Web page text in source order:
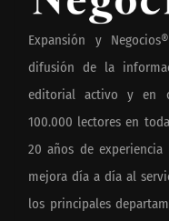
Expansión y
difusión de la
editorial activo y en
100.000 lectores en
20 años de experiencia
mejora día a día al
los principales